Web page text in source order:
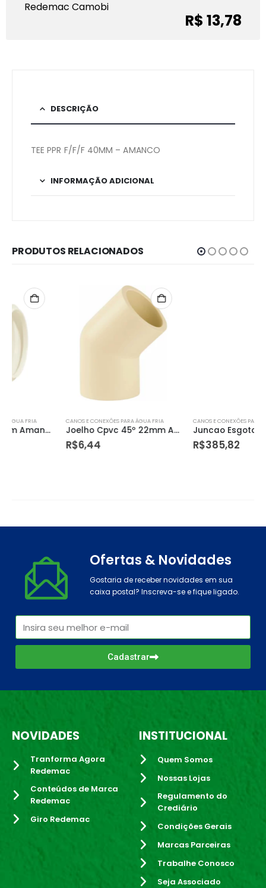
Redemac Camobi
R$ 13,78
DESCRIÇÃO
TEE PPR F/F/F 40MM – AMANCO
INFORMAÇÃO ADICIONAL
PRODUTOS RELACIONADOS
CANOS E CONEXÕES PARA ÁGUA FRIA
Joelho Cpvc 45º 22mm Amanco
CANOS E CONEXÕES PARA ÁGUA FRIA
Juncao Esgoto 200mm Amanco
Ofertas & Novidades
Gostaria de receber novidades em sua
caixa postal? Inscreva-se e fique ligado.
Cadastrar
NOVIDADES
Tranforma Agora
Redemac
Conteúdos de Marca
Redemac
Giro Redemac
INSTITUCIONAL
Quem Somos
Nossas Lojas
Regulamento do
Crediário
Condições Gerais
Marcas Parceiras
Trabalhe Conosco
Seja Associado